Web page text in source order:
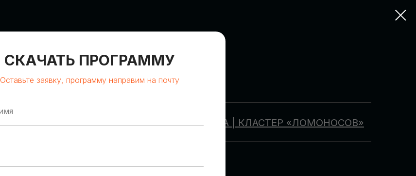
МОСКВА | КЛАСТЕР «ЛОМОНОСОВ»
СКАЧАТЬ ПРОГРАММУ
Оставьте заявку, программу направим на почту